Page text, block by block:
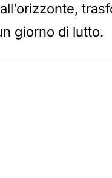
giorno di lutto.